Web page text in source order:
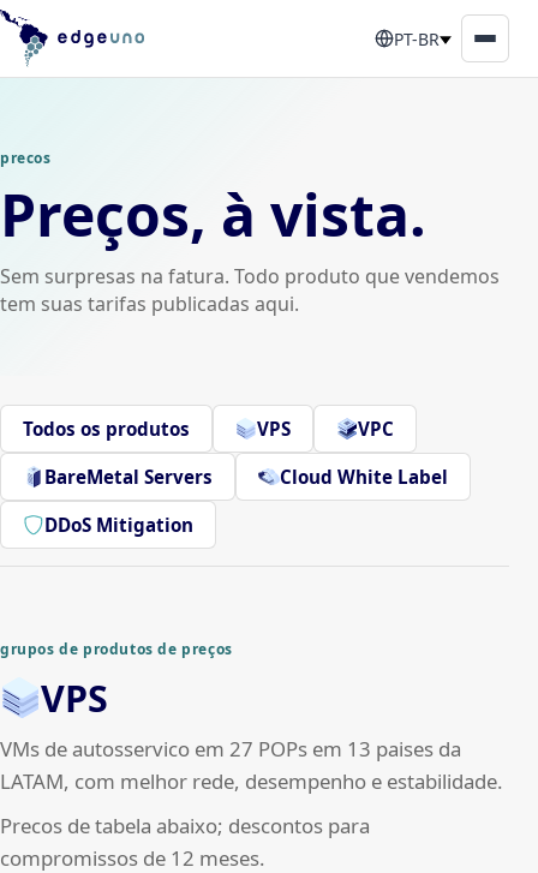
PT-BR
precos
Preços, à vista.
Sem surpresas na fatura. Todo produto que vendemos
tem suas tarifas publicadas aqui.
Todos os produtos VPS
VPC
BareMetal Servers
Cloud White Label
DDoS Mitigation
grupos de produtos de preços
VPS
VMs de autosservico em 27 POPs em 13 paises da
LATAM, com melhor rede, desempenho e estabilidade.
Precos de tabela abaixo; descontos para
compromissos de 12 meses.